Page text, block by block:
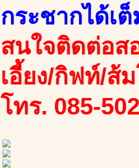
กระชากได้เ
สนใจติดต่อส
เอี้ยง/กิฟท์/ส้
โทร. 085-